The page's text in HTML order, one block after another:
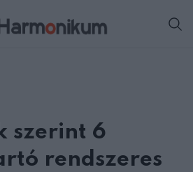
szerint 6
rendszeres